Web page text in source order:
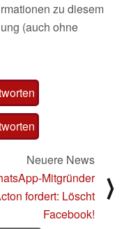
zu diesem
(auch ohne
Neuere News
Mitgründer
fordert: Löscht
Facebook!
⟩